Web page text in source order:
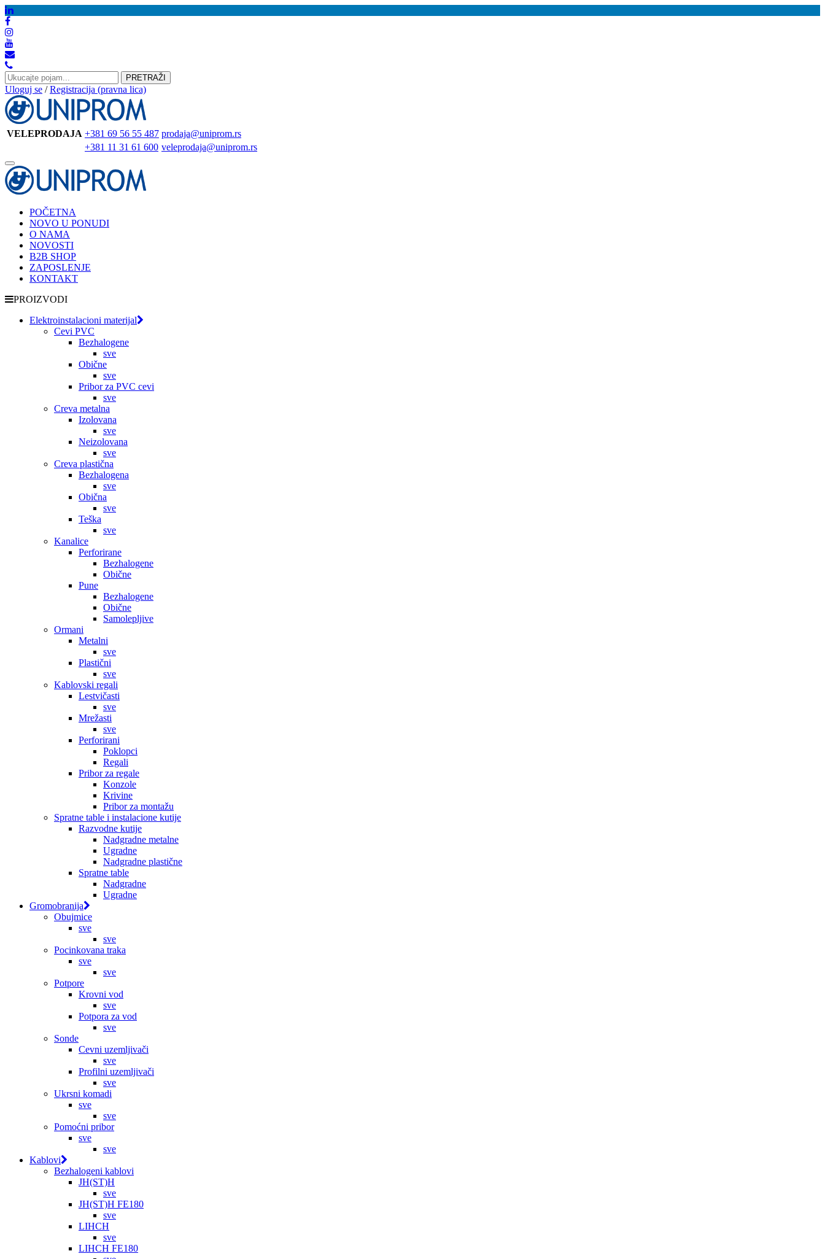
PRETRAŽI
Uloguj se /Registracija (pravna lica)
VELEPRODAJA +381 69 56 55 487 prodaja@uniprom.rs
+381 11 31 61 600 veleprodaja@uniprom.rs
Toggle
navigation
POČETNA
NOVO U PONUDI
O NAMA
NOVOSTI
B2B SHOP
ZAPOSLENJE
KONTAKT
PROIZVODI
Elektroinstalacioni materijal
Cevi PVC
Bezhalogene
sve
Obične
sve
Pribor za PVC cevi
sve
Creva metalna
Izolovana
sve
Neizolovana
sve
Creva plastična
Bezhalogena
sve
Obična
sve
Teška
sve
Kanalice
Perforirane
Bezhalogene
Obične
Pune
Bezhalogene
Obične
Samolepljive
Ormani
Metalni
sve
Plastični
sve
Kablovski regali
Lestvičasti
sve
Mrežasti
sve
Perforirani
Poklopci
Regali
Pribor za regale
Konzole
Krivine
Pribor za montažu
Spratne table i instalacione kutije
Razvodne kutije
Nadgradne metalne
Ugradne
Nadgradne plastične
Spratne table
Nadgradne
Ugradne
Gromobranija
Obujmice
sve
sve
Pocinkovana traka
sve
sve
Potpore
Krovni vod
sve
Potpora za vod
sve
Sonde
Cevni uzemljivači
sve
Profilni uzemljivači
sve
Ukrsni komadi
sve
sve
Pomoćni pribor
sve
sve
Kablovi
Bezhalogeni kablovi
JH(ST)H
sve
JH(ST)H FE180
sve
LIHCH
sve
LIHCH FE180